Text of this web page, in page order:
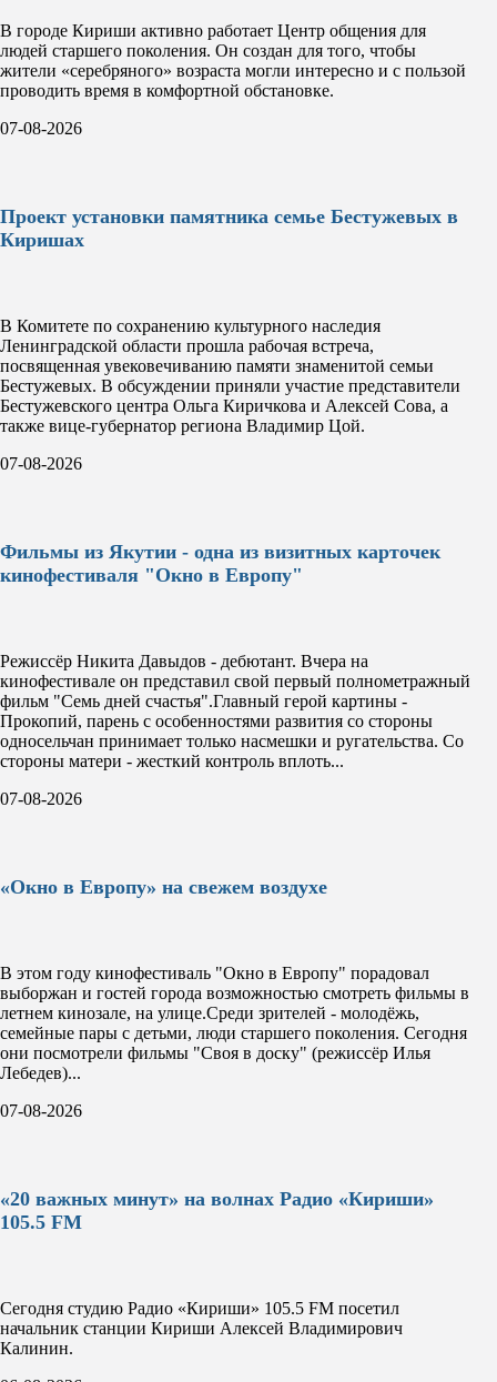
В городе Кириши активно работает Центр общения для
людей старшего поколения. Он создан для того, чтобы
жители «серебряного» возраста могли интересно и с пользой
проводить время в комфортной обстановке.
07-08-2026
Проект установки памятника семье Бестужевых в
Киришах
В Комитете по сохранению культурного наследия
Ленинградской области прошла рабочая встреча,
посвященная увековечиванию памяти знаменитой семьи
Бестужевых. В обсуждении приняли участие представители
Бестужевского центра Ольга Киричкова и Алексей Сова, а
также вице-губернатор региона Владимир Цой.
07-08-2026
Фильмы из Якутии - одна из визитных карточек
кинофестиваля "Окно в Европу"
Режиссёр Никита Давыдов - дебютант. Вчера на
кинофестивале он представил свой первый полнометражный
фильм "Семь дней счастья".Главный герой картины -
Прокопий, парень с особенностями развития со стороны
односельчан принимает только насмешки и ругательства. Со
стороны матери - жесткий контроль вплоть...
07-08-2026
«Окно в Европу» на свежем воздухе
В этом году кинофестиваль "Окно в Европу" порадовал
выборжан и гостей города возможностью смотреть фильмы в
летнем кинозале, на улице.Среди зрителей - молодёжь,
семейные пары с детьми, люди старшего поколения. Сегодня
они посмотрели фильмы "Своя в доску" (режиссёр Илья
Лебедев)...
07-08-2026
«20 важных минут» на волнах Радио «Кириши»
105.5 FM
Сегодня студию Радио «Кириши» 105.5 FM посетил
начальник станции Кириши Алексей Владимирович
Калинин.